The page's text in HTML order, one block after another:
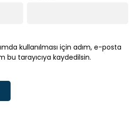
kullanılması için adım, e-posta
bu tarayıcıya kaydedilsin.